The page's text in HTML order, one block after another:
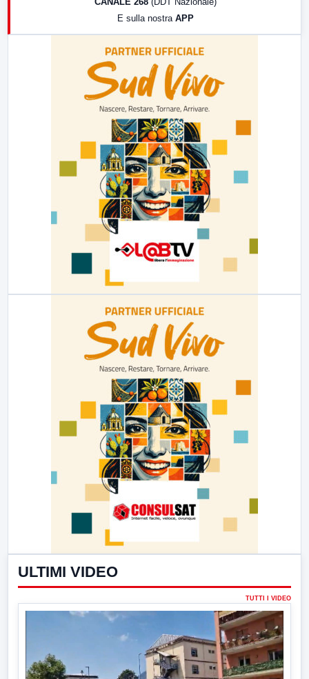
E sulla nostra APP
ULTIMI VIDEO
TUTTI I VIDEO